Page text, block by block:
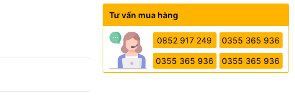
Tư vấn mua hàng
0852 917 249 0355 365 936
0355 365 936 0355 365 936